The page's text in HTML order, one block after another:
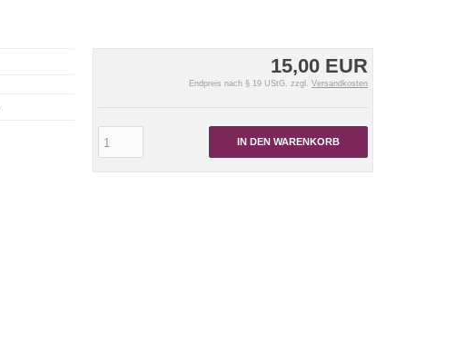
15,00 EUR
Endpreis nach § 19 UStG. zzgl. Versandkosten
IN DEN WARENKORB